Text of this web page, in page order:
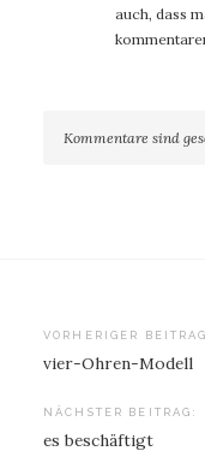
auch, dass
Kommentare sind
VORHERIGER
vier-Ohren-Modell
NÄCHSTER BEITRAG:
es beschäftigt